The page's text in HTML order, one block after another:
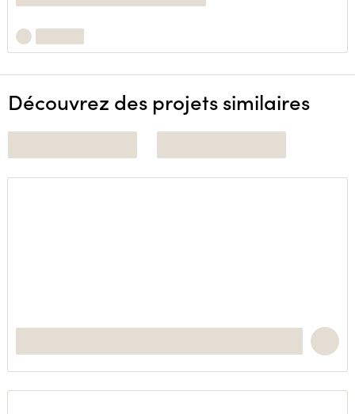
Découvrez des projets similaires